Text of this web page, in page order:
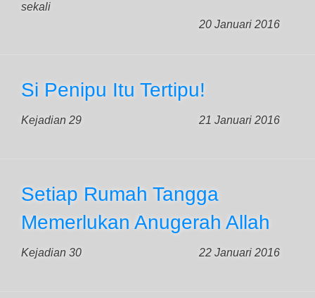
sekali
20 Januari 2016
Si Penipu Itu Tertipu!
Kejadian 29 21 Januari 2016
Setiap Rumah Tangga
Memerlukan Anugerah Allah
Kejadian 30 22 Januari 2016